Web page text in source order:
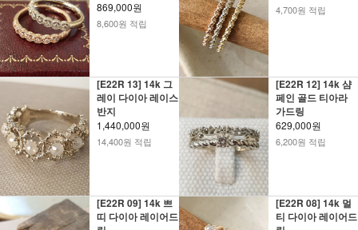
869,000원
8,600원 적립
4,700원 적립
[E22R 13] 14k 그
레이 다이아 레이스
반지
1,440,000원
14,400원 적립
[E22R 12] 14k 샴
페인 골드 티아라
가드링
629,000원
6,200원 적립
[E22R 09] 14k 쁘
띠 다이아 레이어드
[E22R 08] 14k 멀
티 다이아 레이어드